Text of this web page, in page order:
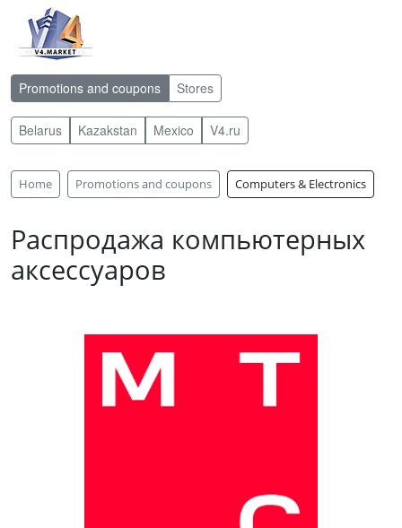
Promotions and coupons Stores
Belarus Kazakstan Mexico V4.ru
Home Promotions and coupons Computers & Electronics
Распродажа компьютерных
аксессуаров